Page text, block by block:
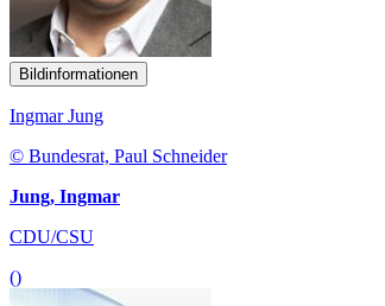
Bildinformationen
Ingmar Jung
© Bundesrat, Paul Schneider
Jung, Ingmar
CDU/CSU
()